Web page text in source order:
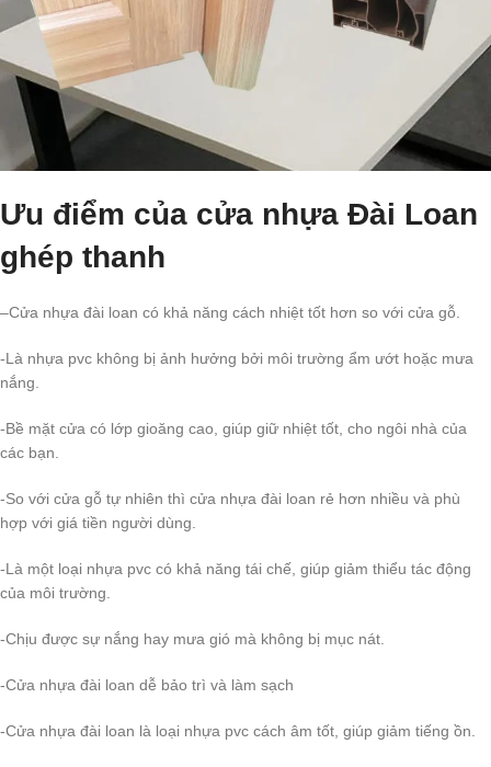
Ưu điểm của cửa nhựa Đài Loan
ghép thanh
–Cửa nhựa đài loan có khả năng cách nhiệt tốt hơn so với cửa gỗ.
-Là nhựa pvc không bị ảnh hưởng bởi môi trường ẩm ướt hoặc mưa
nắng.
-Bề mặt cửa có lớp gioăng cao, giúp giữ nhiệt tốt, cho ngôi nhà của
các bạn.
-So với cửa gỗ tự nhiên thì cửa nhựa đài loan rẻ hơn nhiều và phù
hợp với giá tiền người dùng.
-Là một loại nhựa pvc có khả năng tái chế, giúp giảm thiểu tác động
của môi trường.
-Chịu được sự nắng hay mưa gió mà không bị mục nát.
-Cửa nhựa đài loan dễ bảo trì và làm sạch
-Cửa nhựa đài loan là loại nhựa pvc cách âm tốt, giúp giảm tiếng ồn.